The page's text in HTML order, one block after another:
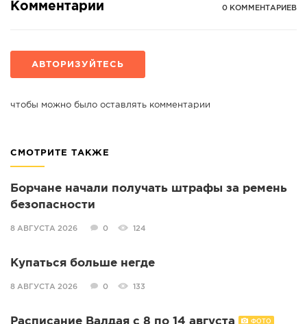
Комментарии 0 КОММЕНТАРИЕВ
АВТОРИЗУЙТЕСЬ
чтобы можно было оставлять комментарии
СМОТРИТЕ ТАКЖЕ
Борчане начали получать штрафы за ремень
безопасности
8 АВГУСТА 2026 0 124
Купаться больше негде
8 АВГУСТА 2026 0 133
Расписание Валдая с 8 по 14 августа ФОТО